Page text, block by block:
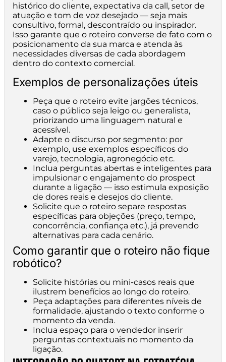
histórico do cliente, expectativa da call, setor de
atuação e tom de voz desejado — seja mais
consultivo, formal, descontraído ou inspirador.
Isso garante que o roteiro converse de fato com o
posicionamento da sua marca e atenda às
necessidades diversas de cada abordagem
dentro do contexto comercial.
Exemplos de personalizações úteis
Peça que o roteiro evite jargões técnicos,
caso o público seja leigo ou generalista,
priorizando uma linguagem natural e
acessível.
Adapte o discurso por segmento: por
exemplo, use exemplos específicos do
varejo, tecnologia, agronegócio etc.
Inclua perguntas abertas e inteligentes para
impulsionar o engajamento do prospect
durante a ligação — isso estimula exposição
de dores reais e desejos do cliente.
Solicite que o roteiro separe respostas
específicas para objeções (preço, tempo,
concorrência, confiança etc.), já prevendo
alternativas para cada cenário.
Como garantir que o roteiro não fique
robótico?
Solicite histórias ou mini-casos reais que
ilustrem benefícios ao longo do roteiro.
Peça adaptações para diferentes níveis de
formalidade, ajustando o texto conforme o
momento da venda.
Inclua espaço para o vendedor inserir
perguntas contextuais no momento da
ligação.